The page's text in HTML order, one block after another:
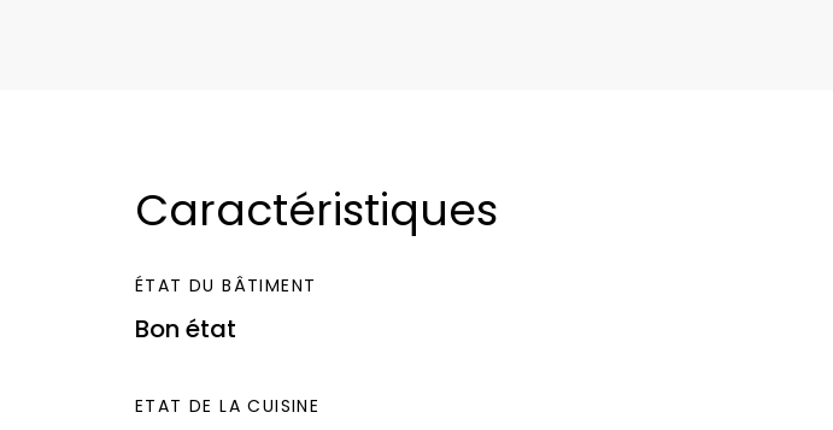
Caractéristiques
ÉTAT DU BÂTIMENT
Bon état
ETAT DE LA CUISINE